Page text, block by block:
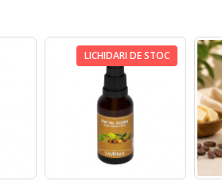
LICHIDARI DE STOC